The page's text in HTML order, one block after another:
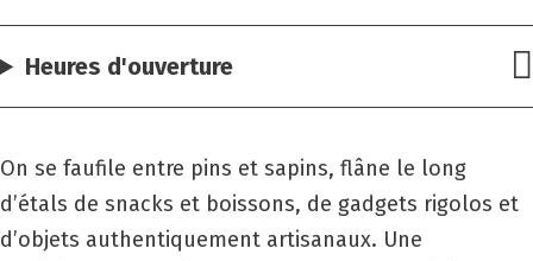
Heures d'ouverture
On se faufile entre pins et sapins, flâne le long
d’étals de snacks et boissons, de gadgets rigolos et
d’objets authentiquement artisanaux. Une